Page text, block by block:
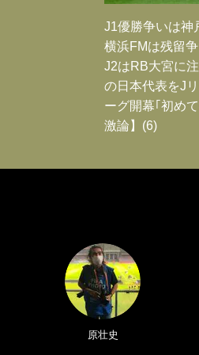
J1優勝争いは神
横浜FMは残留
J2はRB大宮に
の日本代表をJ
ーグ開幕｢初め
激論】(6)
原壮史